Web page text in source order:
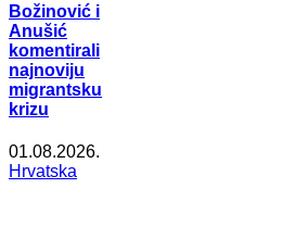
Božinović i
Anušić
komentirali
najnoviju
migrantsku
krizu
01.08.2026.
Hrvatska